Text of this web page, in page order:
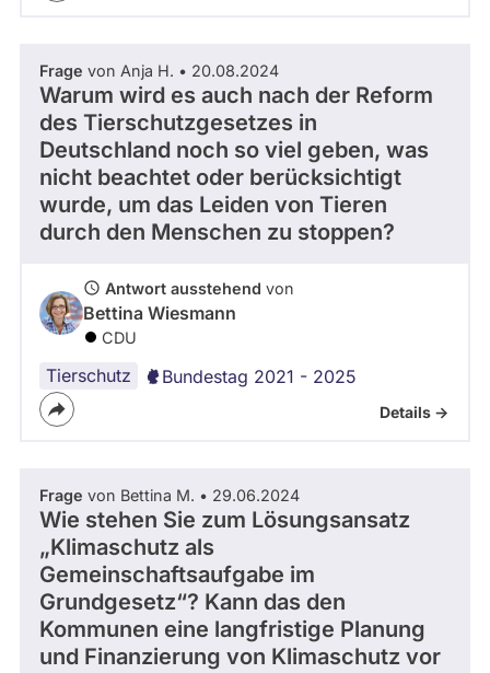
Frage von Anja H. • 20.08.2024
Warum wird es auch nach der Reform
des Tierschutzgesetzes in
Deutschland noch so viel geben, was
nicht beachtet oder berücksichtigt
wurde, um das Leiden von Tieren
durch den Menschen zu stoppen?
Antwort ausstehend von
Bettina Wiesmann
CDU
Tierschutz Bundestag 2021 - 2025
Details ->
Frage von Bettina M. • 29.06.2024
Wie stehen Sie zum Lösungsansatz
„Klimaschutz als
Gemeinschaftsaufgabe im
Grundgesetz“? Kann das den
Kommunen eine langfristige Planung
und Finanzierung von Klimaschutz vor